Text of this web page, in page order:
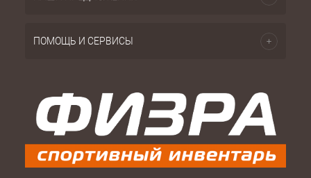
ПОМОЩЬ И СЕРВИСЫ